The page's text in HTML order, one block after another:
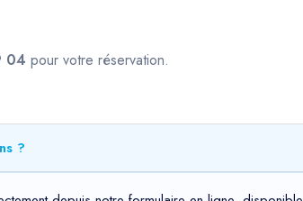
04 pour votre réservation.
?